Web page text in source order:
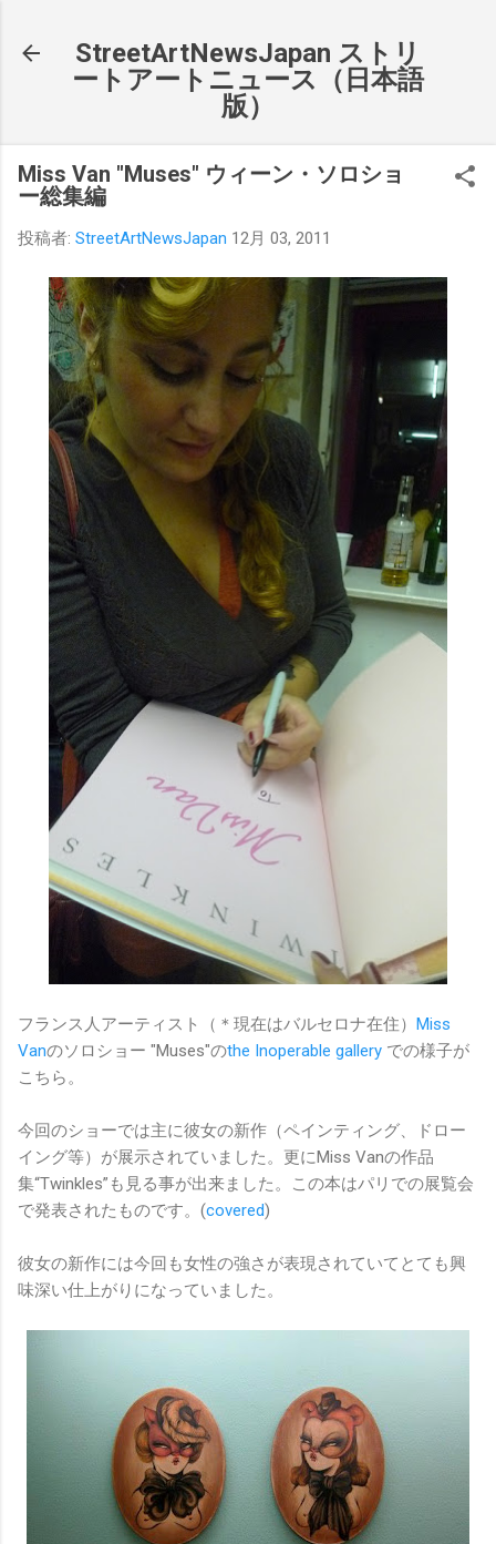
StreetArtNewsJapan ストリ
ートアートニュース（日本語
版）
Miss Van "Muses" ウィーン・ソロショ
ー総集編
投稿者: StreetArtNewsJapan 12月 03, 2011
フランス人アーティスト（＊現在はバルセロナ在住） Miss
Vanのソロショー "Muses"のthe Inoperable gallery での様子が
こちら。
今回のショーでは主に彼女の新作（ペインティング、ドロー
イング等）が展示されていました。更にMiss Vanの作品
集“Twinkles”も見る事が出来ました。この本はパリでの展覧会
で発表されたものです。(covered)
彼女の新作には今回も女性の強さが表現されていてとても興
味深い仕上がりになっていました。